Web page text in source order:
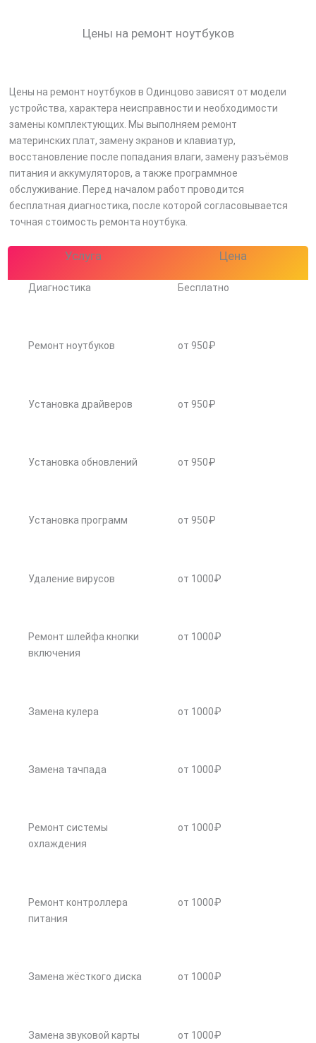
Цены на ремонт ноутбуков
Цены на ремонт ноутбуков в Одинцово зависят от модели
устройства, характера неисправности и необходимости
замены комплектующих. Мы выполняем ремонт
материнских плат, замену экранов и клавиатур,
восстановление после попадания влаги, замену разъёмов
питания и аккумуляторов, а также программное
обслуживание. Перед началом работ проводится
бесплатная диагностика, после которой согласовывается
точная стоимость ремонта ноутбука.
Услуга Цена
Диагностика Бесплатно
Ремонт ноутбуков от 950₽
Установка драйверов от 950₽
Установка обновлений от 950₽
Установка программ от 950₽
Удаление вирусов от 1000₽
Ремонт шлейфа кнопки
включения
от 1000₽
Замена кулера от 1000₽
Замена тачпада от 1000₽
Ремонт системы
охлаждения
от 1000₽
Ремонт контроллера
питания
от 1000₽
Замена жёсткого диска от 1000₽
Замена звуковой карты от 1000₽
скидку
30%